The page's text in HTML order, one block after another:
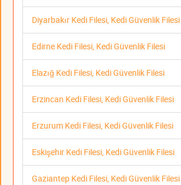
Diyarbakır Kedi Filesi, Kedi Güvenlik Filesi
Edirne Kedi Filesi, Kedi Güvenlik Filesi
Elazığ Kedi Filesi, Kedi Güvenlik Filesi
Erzincan Kedi Filesi, Kedi Güvenlik Filesi
Erzurum Kedi Filesi, Kedi Güvenlik Filesi
Eskişehir Kedi Filesi, Kedi Güvenlik Filesi
Gaziantep Kedi Filesi, Kedi Güvenlik Filesi